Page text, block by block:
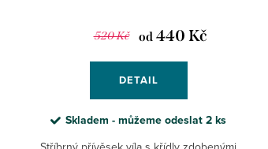
520 Kč od 440 Kč
DETAIL
Skladem - můžeme odeslat2 ks